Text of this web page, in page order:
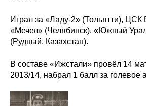
Играл за «Ладу-2» (Тольятти),
«Мечел» (Челябинск), «Южный
(Рудный, Казахстан).
В составе «Ижстали» провёл 14
2013/14, набрал 1 балл за голевое